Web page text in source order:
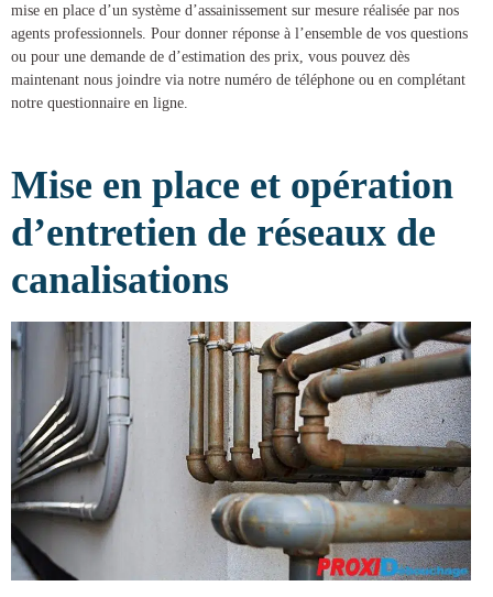
mise en place d’un système d’assainissement sur mesure réalisée par nos
agents professionnels. Pour donner réponse à l’ensemble de vos questions
ou pour une demande de d’estimation des prix, vous pouvez dès
maintenant nous joindre via notre numéro de téléphone ou en complétant
notre questionnaire en ligne.
Mise en place et opération
d’entretien de réseaux de
canalisations